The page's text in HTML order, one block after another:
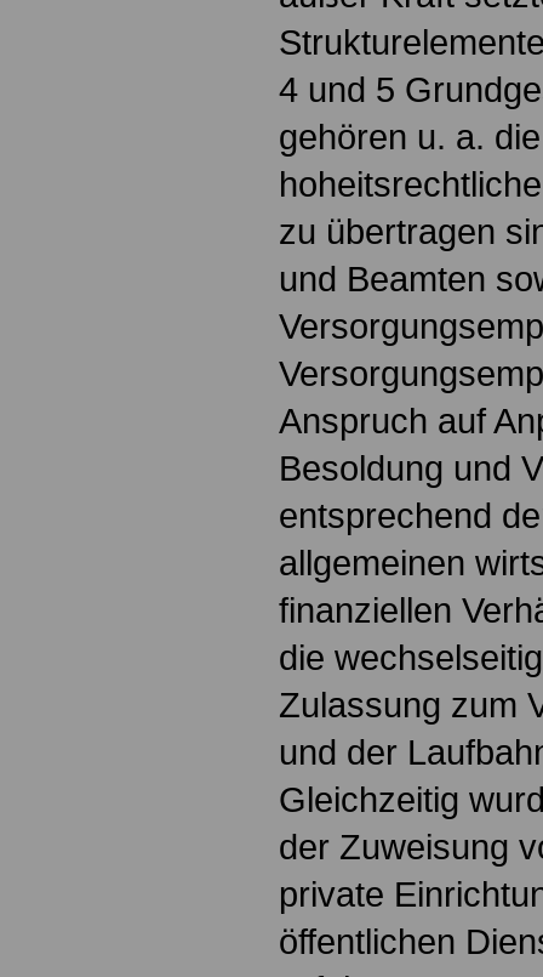
4 und 5
gehören u. a.
zu übertragen
und Beamten
Anspruch auf
Besoldung und
entsprechend
allgemeinen
finanziellen
die
Zulassung zum
und der
Gleichzeitig
der Zuweisung
private
öffentlichen